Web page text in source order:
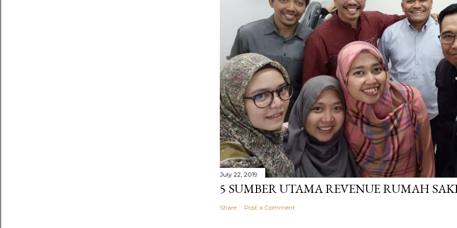
July 22, 2019
5 SUMBER UTAMA REVENUE RUMAH
Share Post a Comment